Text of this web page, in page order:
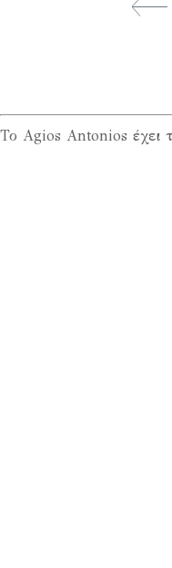
Το Agios Antonios έχει